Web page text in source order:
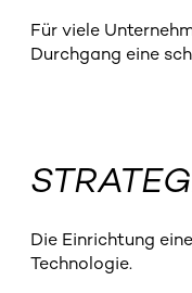
Für viele
Durchgang eine
Die Einrichtung
Technologie.